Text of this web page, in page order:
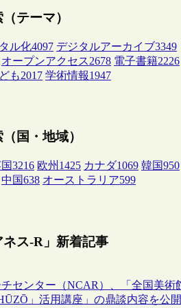
テーマ）
ル化4097 デジタルアーカイブ3349
オープンアクセス2678 電子書籍2226
も2017 学術情報1947
国・地域）
3216 欧州 1425 カナダ1069 韓国950
中国638 オーストラリア599
ネス-R」新着記事
センター（NCAR）、「全国美術
」活用講座」の鼎談内容を公開